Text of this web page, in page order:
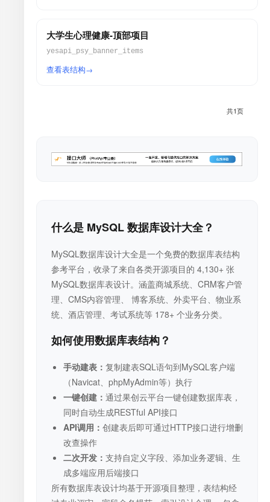
大学生心理健康-顶部项目
yesapi_psy_banner_items
查看表结构
共1页
什么是 MySQL 数据库设计大全？
MySQL数据库设计大全是一个免费的数据库表结构
参考平台，收录了来自各类开源项目的 4,130+ 张
MySQL数据库表设计。涵盖商城系统、CRM客户管
理、CMS内容管理、 博客系统、外卖平台、物业系
统、酒店管理、考试系统等 178+ 个业务分类。
如何使用数据库表结构？
手动建表： 复制建表SQL语句到MySQL客户端
（Navicat、phpMyAdmin等）执行
一键创建： 通过果创云平台一键创建数据库表，
同时自动生成RESTful API接口
API调用： 创建表后即可通过HTTP接口进行增删
改查操作
二次开发： 支持自定义字段、添加业务逻辑、生
成多端应用后端接口
所有数据库表设计均基于开源项目整理，表结构经